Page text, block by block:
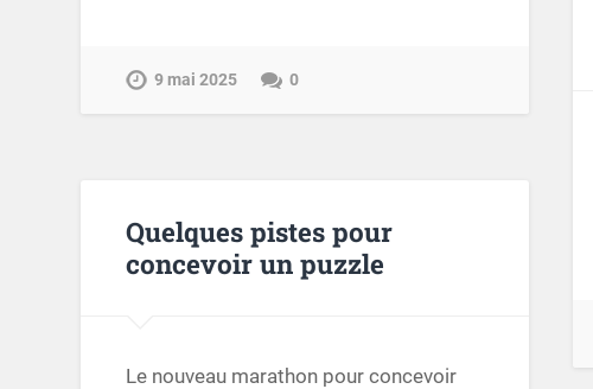
9 mai 2025 0
Quelques pistes pour
concevoir un puzzle
Le nouveau marathon pour concevoir